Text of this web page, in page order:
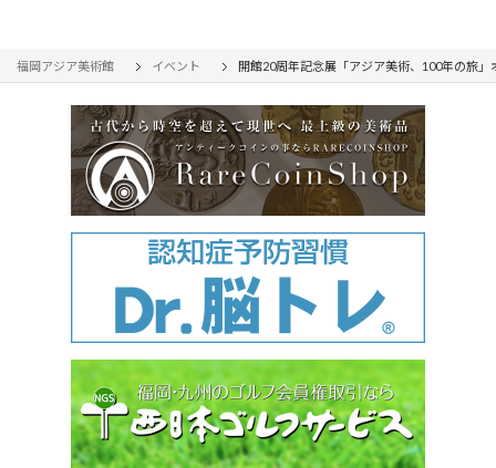
福岡アジア美術館 イベント 開館20周年記念展「アジア美術、100年の旅」